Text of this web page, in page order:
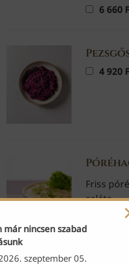
6 660
4 920
Friss
saláta.
nincsen szabad
szeptember 05.